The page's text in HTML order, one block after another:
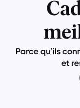
Parce qu’ils
et